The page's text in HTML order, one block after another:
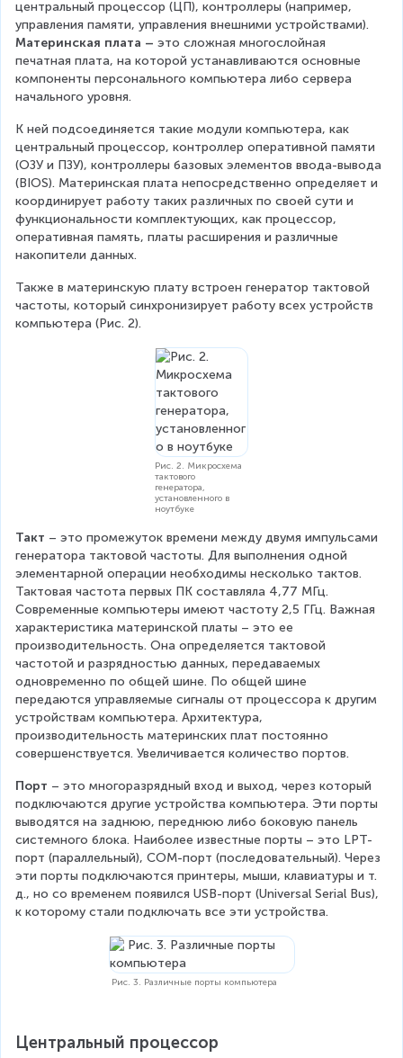
центральный процессор (ЦП), контроллеры (например,
управления памяти, управления внешними устройствами).
Материнская плата – это сложная многослойная
печатная плата, на которой устанавливаются основные
компоненты персонального компьютера либо сервера
начального уровня.
К ней подсоединяется такие модули компьютера, как
центральный процессор, контроллер оперативной памяти
(ОЗУ и ПЗУ), контроллеры базовых элементов ввода-вывода
(BIOS). Материнская плата непосредственно определяет и
координирует работу таких различных по своей сути и
функциональности комплектующих, как процессор,
оперативная память, платы расширения и различные
накопители данных.
Также в материнскую плату встроен генератор тактовой
частоты, который синхронизирует работу всех устройств
компьютера (Рис. 2).
Рис. 2. Микросхема
тактового
генератора,
установленного в
ноутбуке
Такт – это промежуток времени между двумя импульсами
генератора тактовой частоты. Для выполнения одной
элементарной операции необходимы несколько тактов.
Тактовая частота первых ПК составляла 4,77 МГц.
Современные компьютеры имеют частоту 2,5 ГГц. Важная
характеристика материнской платы – это ее
производительность. Она определяется тактовой
частотой и разрядностью данных, передаваемых
одновременно по общей шине. По общей шине
передаются управляемые сигналы от процессора к другим
устройствам компьютера. Архитектура,
производительность материнских плат постоянно
совершенствуется. Увеличивается количество портов.
Порт – это многоразрядный вход и выход, через который
подключаются другие устройства компьютера. Эти порты
выводятся на заднюю, переднюю либо боковую панель
системного блока. Наиболее известные порты – это LPT-
порт (параллельный), COM-порт (последовательный). Через
эти порты подключаются принтеры, мыши, клавиатуры и т.
д., но со временем появился USB-порт (Universal Serial Bus),
к которому стали подключать все эти устройства.
Рис. 3. Различные порты компьютера
Центральный процессор